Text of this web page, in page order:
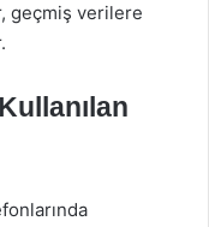
geçmiş verilere